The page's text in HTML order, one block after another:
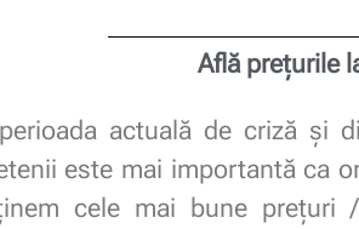
Află prețurile
actuală de criză și
este mai importantă ca
cele mai bune prețuri